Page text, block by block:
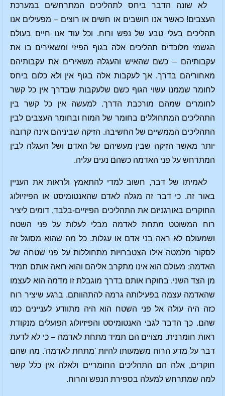
לא שונה הדבר ביחס לתהליכים המתרחשים במערכת
העצבים! כאשר אנו חושבים או חשים או רוצים – מפעילים אנו
תהליכים בעלי טבע של נפש ורוח. וכל עוד אנו חיים בעולם
הגשמי מלוכדים תהליכים אלה בגוף הפיזי ומשאירים בו את
עקבותיהם – כשם שהאיש והעגלה משאירים את עקבותיהם
מאחוריהם בדרך. אך לעקבות אלה בגוף אין ולא כלום ביחס
לחומר שממנו עשוי הגוף כשם שלעקבות שבדרך אין כל קשר
לחומרים שמהם מורכבת הדרך. למעשה אין כל קשר בין
התהליכים המתחוללים בחומר של המוח ובחומר העצבים לבין
התהליכים הממשיים של החשיבה. הזיקה שביניהם אינה קרובה
יותר מאשר הזיקה שבין מעשיהם של האדם ושל העגלה לבין
המתרחש על פני האדמה כשהם נעים עליה.
לאמיתו של דבר, חשוב למדי להתאמץ ולראות את העניין
באור זה. כי דבר זה מגלה לאדם שהאנטומיסט או הפיזיולוג
החוקרים באורגניזם את התהליכים הפיזיים-בלבד, דומים ליציר
רוח המשוטט מתחת לאדמה מבלי לעלות על פני השטח
ושמעולם לא ראה בני אדם או עגלות. כל מה שהוא מסוגל זה
לסקור מלמטה אילו הצטברויות מתחוללות על פני שטחה של
האדמה; מעולם הוא אינו מתקרב אליהם והוא רואה אותם תמיד
מן הצד השני. בחוקרו אותם בדרך מוגבלת זו מדמה הוא לעצמו
שהאדמה עצמה בפעילותה גרמה להתהוותם. ברגע שיציר רוח
כזה היה עולה אל פני השטח הוא היה מתוודע לעניינים כמו
שהם. כך הדבר לגבי האנטומיסט והפיזיולוג הפועלים מנקודת
ראות חומרנית. מצויים הם תמיד מתחת לאדמה – כי לא לדעת
דבר על מדע הרוח משמעותו להיות 'מתחת לאדמה'. מה שהם
חוקרים, אלה הם התהליכים החומריים ולאלה אין כלל קשר
למה שמתרחש למעלה בספירת הנפש והרוח.